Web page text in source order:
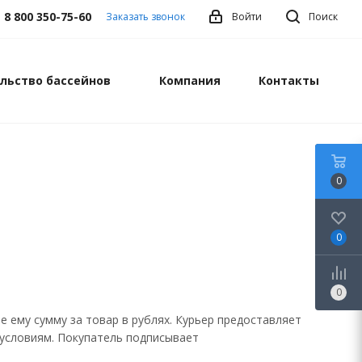
Поиск
Войти
8 800 350-75-60 Заказать звонок
бассейнов Компания Контакты
сумму за товар в рублях. Курьер предоставляет
Покупатель подписывает
0
0
0